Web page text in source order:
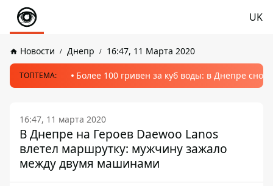
UK
Новости Днепр 16:47, 11 Марта 2020
ТОПТЕМА: Более 100 гривен за куб воды: в Днепре
16:47, 11 марта 2020
В Днепре на Героев Daewoo Lanos
влетел маршрутку: мужчину зажало
между двумя машинами